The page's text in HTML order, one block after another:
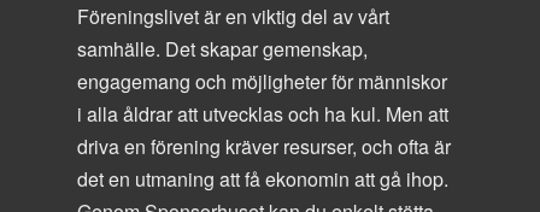
Föreningslivet är en viktig del av vårt
samhälle. Det skapar gemenskap,
engagemang och möjligheter för människor
i alla åldrar att utvecklas och ha kul. Men att
driva en förening kräver resurser, och ofta är
det en utmaning att få ekonomin att gå ihop.